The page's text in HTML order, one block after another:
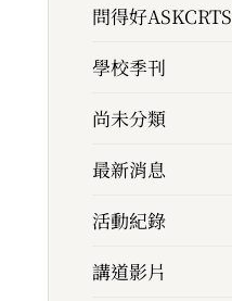
問得好ASKCRTS
學校季刊
尚未分類
最新消息
活動紀錄
講道影片